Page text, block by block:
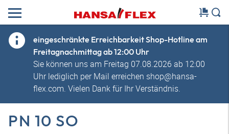
eingeschränkte Erreichbarkeit Shop-Hotline am
Freitagnachmittag ab 12:00 Uhr
Sie können uns am Freitag 07.08.2026 ab 12:00
Uhr lediglich per Mail erreichen shop@hansa-
flex.com. Vielen Dank für Ihr Verständnis.
PN 10 SO